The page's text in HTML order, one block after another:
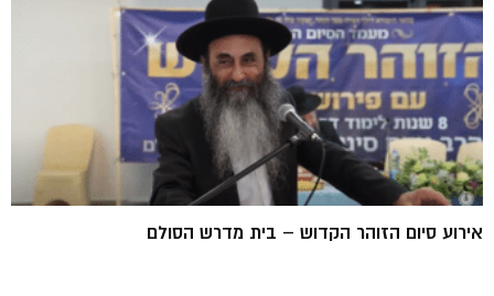
אירוע סיום הזוהר הקדוש – בית מדרש הסולם